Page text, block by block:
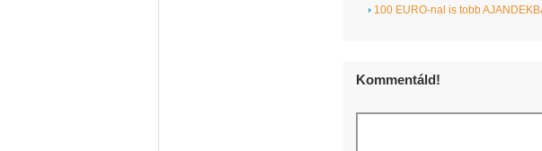
100 EURO-nal is tobb
Kommentáld!